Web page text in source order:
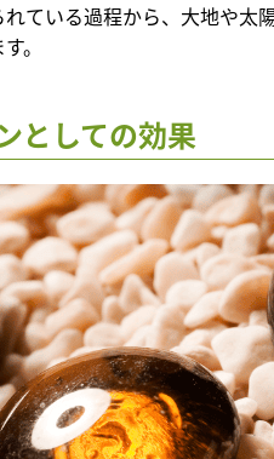
ている過程から、大地や太
。
としての効果